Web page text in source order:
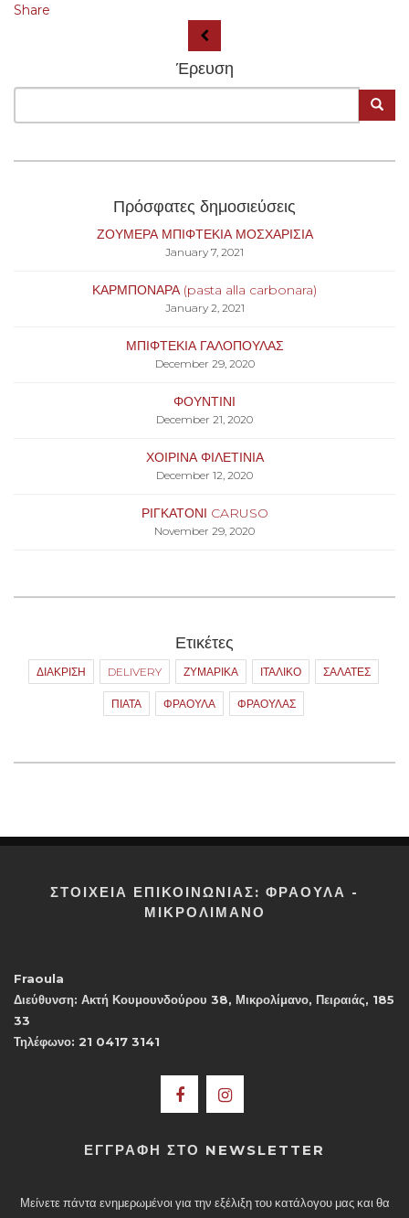
Share
Έρευση
Πρόσφατες δημοσιεύσεις
ΖΟΥΜΕΡΑ ΜΠΙΦΤΕΚΙΑ ΜΟΣΧΑΡΙΣΙΑ
January 7, 2021
ΚΑΡΜΠΟΝΑΡΑ (pasta alla carbonara)
January 2, 2021
ΜΠΙΦΤΕΚΙΑ ΓΑΛΟΠΟΥΛΑΣ
December 29, 2020
ΦΟΥΝΤΙΝΙ
December 21, 2020
ΧΟΙΡΙΝΑ ΦΙΛΕΤΙΝΙΑ
December 12, 2020
ΡΙΓΚΑΤΟΝΙ CARUSO
November 29, 2020
Ετικέτες
ΔΙΑΚΡΙΣΗ DELIVERY ΖΥΜΑΡΙΚΑ ΙΤΑΛΙΚΟ ΣΑΛΑΤΕΣ
ΠΙΑΤΑ ΦΡΑΟΥΛΑ ΦΡΑΟΥΛΑΣ
ΣΤΟΙΧΕΙΑ ΕΠΙΚΟΙΝΩΝΙΑΣ: ΦΡΑΟΥΛΑ -
ΜΙΚΡΟΛΊΜΑΝΟ
Fraoula
Διεύθυνση: Ακτή Κουμουνδούρου 38, Μικρολίμανο, Πειραιάς, 185
33
Τηλέφωνο: 21 0417 3141
ΕΓΓΡΑΦΗ ΣΤΟ NEWSLETTER
Μείνετε πάντα ενημερωμένοι για την εξέλιξη του κατάλογου μας και θα